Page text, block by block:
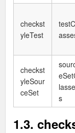
checkst
yleTest
checkst
yleSour
ceSet
lasse
s
1.3.